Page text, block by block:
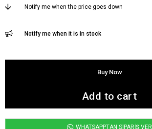
Notify me when the price goes down
Notify me when it is in stock
WHATSAPPTAN SİPARİŞ VER